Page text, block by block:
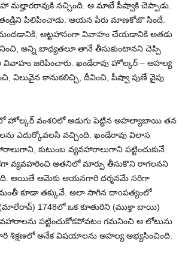
మల్హారరావుకి నచ్చింది. ఆ మాటే పీష్వాకి చెప్పాడు.
పిలిపించాడు. ఆయన పేరు మాణకోజొ సిందే.
అట్టహాసంగా వివాహం చేయడానికి అతడు
అన్ని బాధ్యతలూ తానే తీసుకుంటానని చెప్పి
వివాహం జరిపించారు. ఖండేరావు హోల్కర్ – ఆహల్య
కానుకలిచ్చి, దీవించి, పీష్వా పుణే వైపు
హోల్కర్ వంశ౦లో అడుగు పెట్టిన అహల్యాబాయి తన
ఎదుర్కోవలసి వచ్చింది. ఖండేరావు విలాస
కుటుంబ వ్యవహారాలుగాని పట్టించుకునే
వ్యవహరించి అతనిలో మార్పు తీసుకొని రాగలనని
అయితే ఆమెకు ఆయనగారి దర్శనమే సరిగా
కూడా తక్కువే. అలా సాగిన దాoపత్యంలో
(మాలేరావ్) 1748లో ఒక కూతురిని (ముక్తా బాయి)
పట్టించుకోకపోవటం గమనించి ఆ లోటును
అనేక విషయాలను అహల్య అభ్యసించింది.